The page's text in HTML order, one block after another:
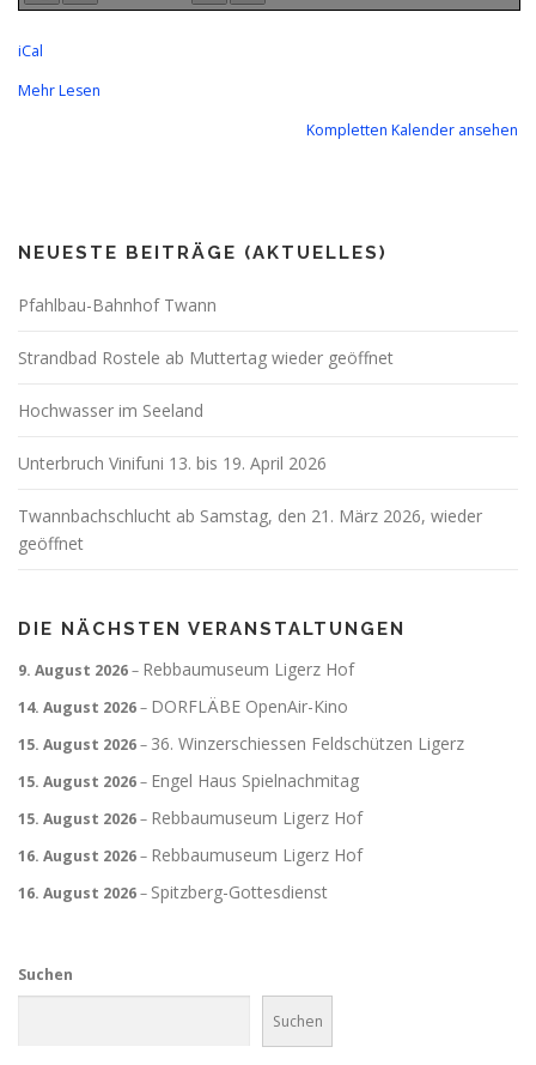
iCal
Mehr Lesen
Kompletten Kalender ansehen
NEUESTE BEITRÄGE (AKTUELLES)
Pfahlbau-Bahnhof Twann
Strandbad Rostele ab Muttertag wieder geöffnet
Hochwasser im Seeland
Unterbruch Vinifuni 13. bis 19. April 2026
Twannbachschlucht ab Samstag, den 21. März 2026, wieder
geöffnet
DIE NÄCHSTEN VERANSTALTUNGEN
9. August 2026– Rebbaumuseum Ligerz Hof
14. August 2026– DORFLÄBE OpenAir-Kino
15. August 2026– 36. Winzerschiessen Feldschützen Ligerz
15. August 2026– Engel Haus Spielnachmitag
15. August 2026– Rebbaumuseum Ligerz Hof
16. August 2026– Rebbaumuseum Ligerz Hof
16. August 2026– Spitzberg-Gottesdienst
Suchen
Suchen